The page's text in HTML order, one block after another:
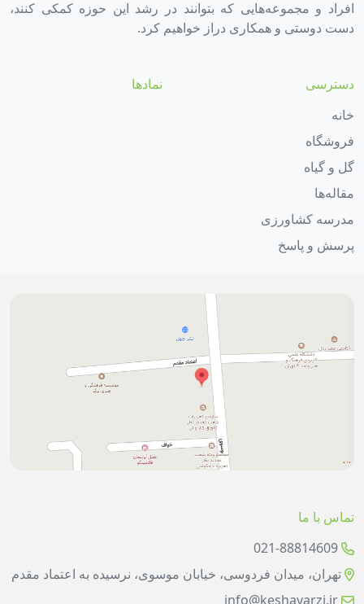
افراد و مجموعه‌هایی که بتوانند در رشد این حوزه کمکی کنند،
دست دوستی و همکاری دراز خواهیم کرد.
دسترسی
خانه
فروشگاه
گل و گیاه
مقاله‌ها
مدرسه کشاورزی
پرسش و پاسخ
نمادها
تماس با ما
021-88814609
تهران، میدان فردوسی، خیابان موسوی، نرسیده به اعتماد مقدم
info@keshavarzi.ir